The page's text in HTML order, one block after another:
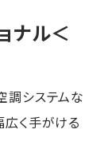
ナル＜
調システムな
く手がける